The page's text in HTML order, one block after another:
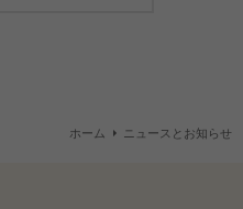
ホーム ニュースとお知らせ